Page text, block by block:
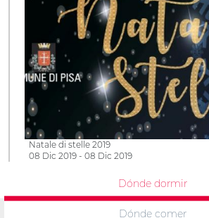
Natale di stelle 2019
08 Dic 2019 - 08 Dic 2019
Dónde dormir
Dónde comer